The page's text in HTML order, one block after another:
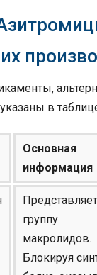
в
Основная
информация
Представляет
группу
макролидов.
Блокируя